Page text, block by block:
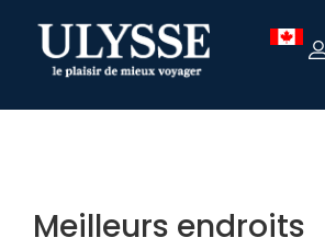
TEST
Meilleurs endroits